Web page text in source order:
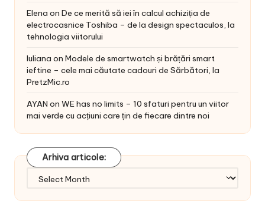
Elena on De ce merită să iei în calcul achiziția de
electrocasnice Toshiba – de la design spectaculos, la
tehnologia viitorului
Iuliana on Modele de smartwatch și brățări smart
ieftine – cele mai căutate cadouri de Sărbători, la
PretzMic.ro
AYAN on WE has no limits – 10 sfaturi pentru un viitor
mai verde cu acțiuni care țin de fiecare dintre noi
Arhiva articole: